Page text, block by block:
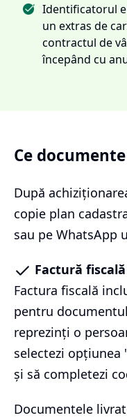
Identificatorul
un extras de
contractul de
începând cu
Ce
După
copie plan
sau pe WhatsApp
Factură fiscală
Factura fiscală
pentru
reprezinți o
selectezi opțiunea
și să completezi
Documentele